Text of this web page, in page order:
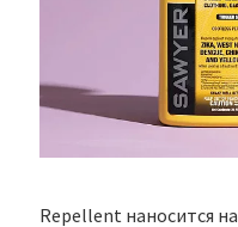
Repellent наносится